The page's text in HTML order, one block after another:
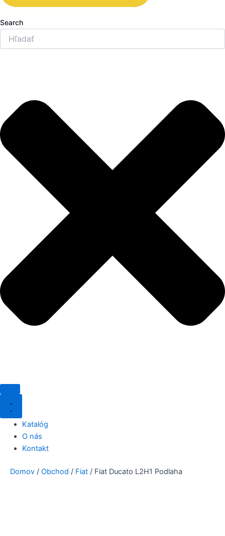
Search
Katalóg
O nás
Kontakt
Domov / Obchod / Fiat / Fiat Ducato L2H1 Podlaha